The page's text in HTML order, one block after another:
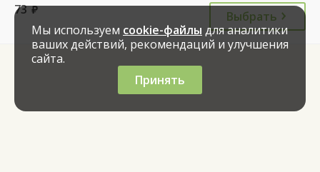
73 руб.
Выбрать
Мы используем cookie-файлы для аналитики
ваших действий, рекомендаций и улучшения
сайта.
Принять